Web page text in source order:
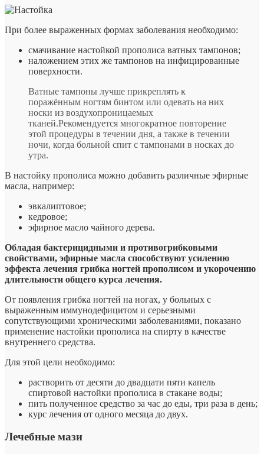
При более выраженных формах заболевания необходимо:
смачивание настойкой прополиса ватных тампонов;
наложением этих же тампонов на инфицированные
поверхности.
Ватные тампоны лучше прикреплять к
поражённым ногтям бинтом или одевать на них
носки из воздухопроницаемых
тканей.Рекомендуется многократное повторение
этой процедуры в течении дня, а также в течении
ночи, когда больной спит с тампонами в носках до
утра.
В настойку прополиса можно добавить различные эфирные
масла, например:
эвкалиптовое;
кедровое;
эфирное масло чайного дерева.
Обладая бактерицидными и противогрибковыми
свойствами, эфирные масла способствуют усилению
эффекта лечения грибка ногтей прополисом и укорочению
длительности общего курса лечения.
От появления грибка ногтей на ногах, у больных с
выраженным иммунодефицитом и серьезными
сопутствующими хроническими заболеваниями, показано
применение настойки прополиса на спирту в качестве
внутреннего средства.
Для этой цели необходимо:
растворить от десяти до двадцати пяти капель
спиртовой настойки прополиса в стакане воды;
пить полученное средство за час до еды, три раза в день;
курс лечения от одного месяца до двух.
Лечебные мази